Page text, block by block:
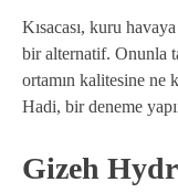
Kısacası, kuru
bir alternatif. Onunla
ortamın kalitesine ne
Hadi, bir deneme
Gizeh